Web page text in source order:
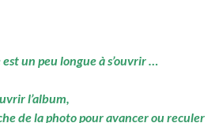
un peu longue à s’ouvrir …
l’album,
de la photo pour avancer ou reculer